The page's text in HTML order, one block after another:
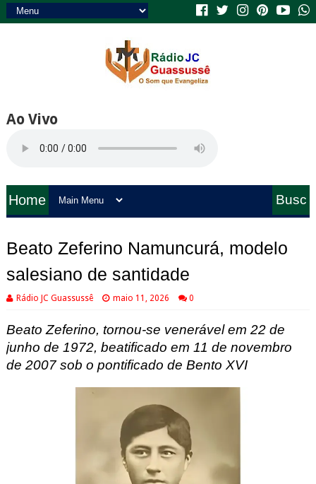
Ao Vivo
Home
Busc
Beato Zeferino Namuncurá, modelo
salesiano de santidade
Rádio JC Guassussê maio 11, 2026 0
Beato Zeferino, tornou-se venerável em 22 de
junho de 1972, beatificado em 11 de novembro
de 2007 sob o pontificado de Bento XVI